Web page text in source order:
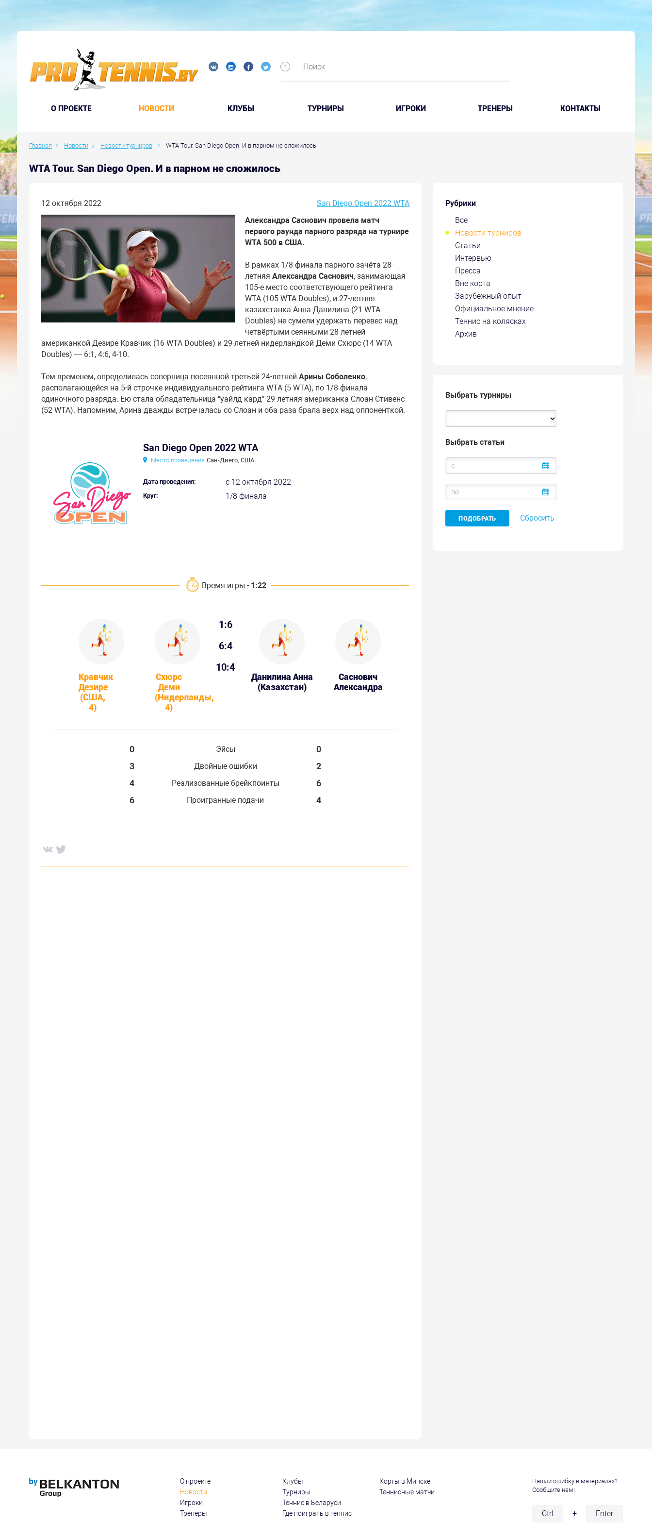
O ПРОЕКТЕ НОВОСТИ КЛУБЫ ТУРНИРЫ ИГРОКИ ТРЕНЕРЫ КОНТАКТЫ
Главная Новости Новости турниров WTA Tour. San Diego Open. И в парном не сложилось
WTA Tour. San Diego Open. И в парном не сложилось
Рубрики
Все
Новости турниров
Статьи
Интервью
Пресса
Вне корта
Зарубежный опыт
Официальное мнение
Теннис на колясках
Архив
Выбрать турниры
Выбрать статьи
Сбросить
12 октября 2022
San Diego Open 2022 WTA
Александра Саснович провела матч
первого раунда парного разряда на турнире
WTA 500 в США.
В рамках 1/8 финала парного зачёта 28-
летняя Александра Саснович, занимающая
105-е место соответствующего рейтинга
WTA (105 WTA Doubles), и 27-летняя
казахстанка Анна Данилина (21 WTA
Doubles) не сумели удержать перевес над
четвёртыми сеянными 28-летней
американкой Дезире Кравчик (16 WTA Doubles) и 29-летней нидерландкой Деми Схюрс (14 WTA
Doubles) — 6:1, 4:6, 4-10.
Тем временем, определилась соперница посеянной третьей 24-летней Арины Соболенко,
располагающейся на 5-й строчке индивидуального рейтинга WTA (5 WTA), по 1/8 финала
одиночного разряда. Ею стала обладательница "уайлд-кард" 29-летняя американка Слоан Стивенс
(52 WTA). Напомним, Арина дважды встречалась со Слоан и оба раза брала верх над оппоненткой.
San Diego Open 2022 WTA
Место проведения Сан-Диего, США
Дата проведения: с 12 октября 2022
Круг: 1/8 финала
Время игры - 1:22
Кравчик
Дезире
(США,
4)
Схюрс
Деми
(Нидерланды,
4)
1:6
6:4
10:4
Данилина Анна
(Казахстан)
Саснович
Александра
0 Эйсы
0
3
Двойные ошибки
2
4
Реализованные брейкпоинты
6
6
Проигранные подачи 4
О проекте
Новости
Игроки
Тренеры
Клубы
Турниры
Теннис в Беларуси
Где поиграть в теннис
Корты в Минске
Теннисные матчи
Нашли ошибку в материалах?
Сообщите нам!
Ctrl + Enter